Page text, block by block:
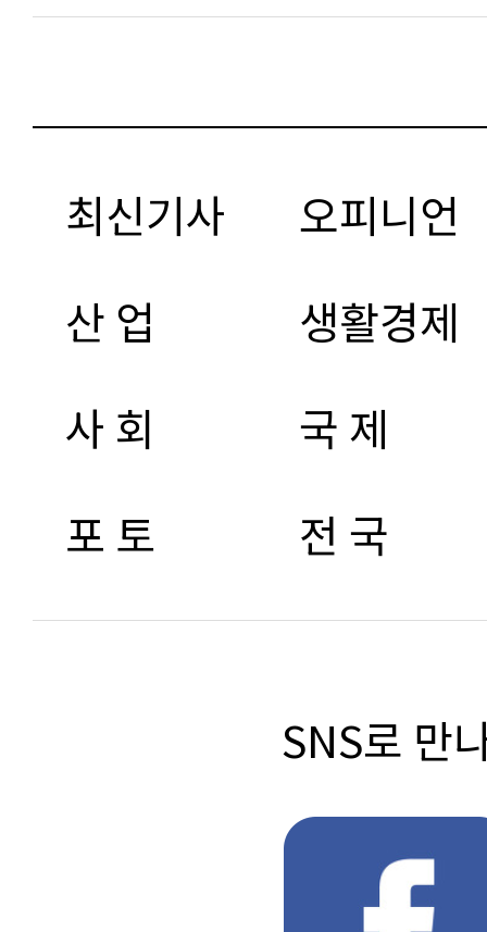
최신기사
오피니언
산 업
생활경제
사 회
국 제
포 토
전 국
SNS로 만